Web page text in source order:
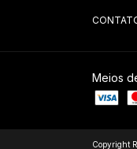
Meios
Copyright